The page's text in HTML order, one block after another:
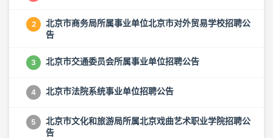
2
北京市商务局所属事业单位北京市对外贸易学校招聘公
告
3 北京市交通委员会所属事业单位招聘公告
4 北京市法院系统事业单位招聘公告
5
北京市文化和旅游局所属北京戏曲艺术职业学院招聘公
告